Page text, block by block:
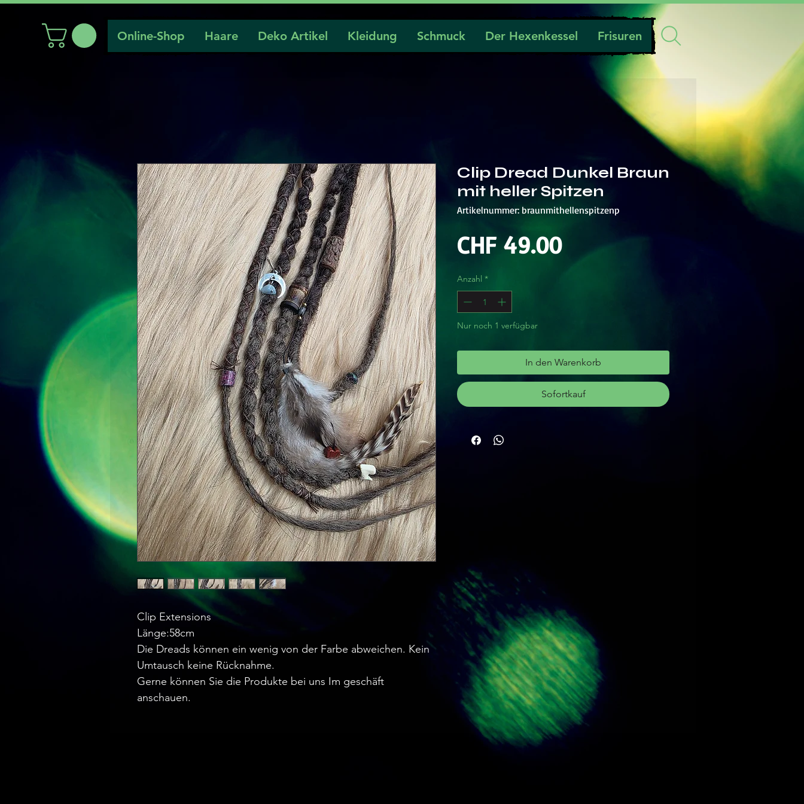
Online-Shop Haare Deko Artikel Kleidung Schmuck Der Hexenkessel Frisuren
Clip Extensions
Länge:58cm
Die Dreads können ein wenig von der Farbe abweichen. Kein
Umtausch keine Rücknahme.
Gerne können Sie die Produkte bei uns Im geschäft
anschauen.
Clip Dread Dunkel Braun
mit heller Spitzen
Artikelnummer: braunmithellenspitzenp
CHF 49.00Preis
Anzahl *
Nur noch 1 verfügbar
In den Warenkorb
Sofortkauf